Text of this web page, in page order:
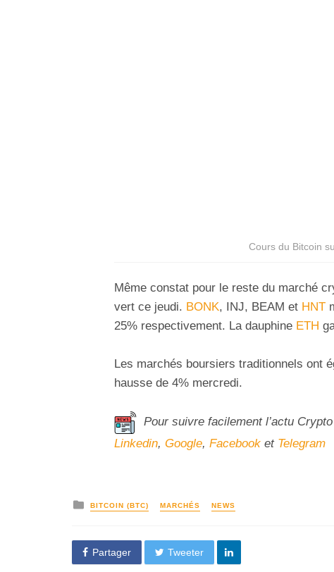
Cours du Bitcoin
Même constat pour le reste du marché
vert ce jeudi. BONK, INJ, BEAM et HNT
25% respectivement. La dauphine ETH
Les marchés boursiers traditionnels ont
hausse de 4% mercredi.
Pour suivre facilement l’actu
Linkedin, Google, Facebook et Telegram
BITCOIN (BTC) MARCHÉS NEWS
Partager Tweeter